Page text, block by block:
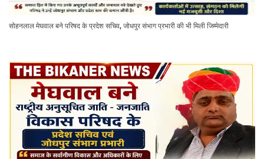
सोहनलाल मेघवाल बने परिषद के प्रदेश सचिव, जोधपुर संभाग प्रभारी की भी मिली जिम्मेदारी